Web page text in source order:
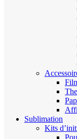
Sublimation
Kits